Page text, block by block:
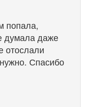
попала,
думала даже
отослали
Спасибо